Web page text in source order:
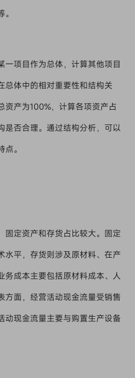
一项目作为总体，计算其他项目
总体中的相对重要性和结构关
资产为100%，计算各项资产占
是否合理。通过结构分析，可以
。
固定资产和存货占比较大。固定
水平，存货则涉及原材料、在产
务成本主要包括原材料成本、人
方面，经营活动现金流量受销售
动现金流量主要与购置生产设备